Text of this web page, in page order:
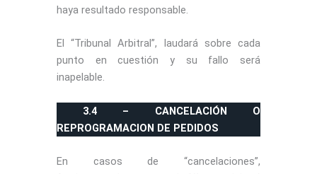
haya resultado responsable.
El “Tribunal Arbitral”, laudará sobre cada
punto en cuestión y su fallo será
inapelable.
3.4 – CANCELACIÓN O
REPROGRAMACION DE PEDIDOS
En casos de “cancelaciones”,